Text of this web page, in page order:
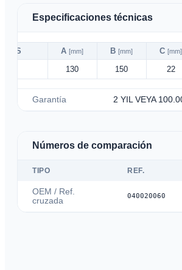
Especificaciones técnicas
ABS A [mm] B [mm] C [mm]
130 150 22
Garantía 2 YIL VEYA
Números de comparación
TIPO REF.
OEM / Ref.
cruzada
040020060